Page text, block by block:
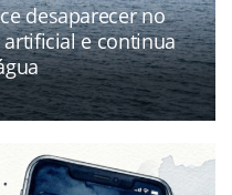
desaparecer no
e continua